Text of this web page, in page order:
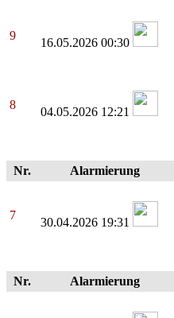
9
16.05.2026 00:30
8
04.05.2026 12:21
Nr.
Alarmierung
7
30.04.2026 19:31
Nr.
Alarmierung